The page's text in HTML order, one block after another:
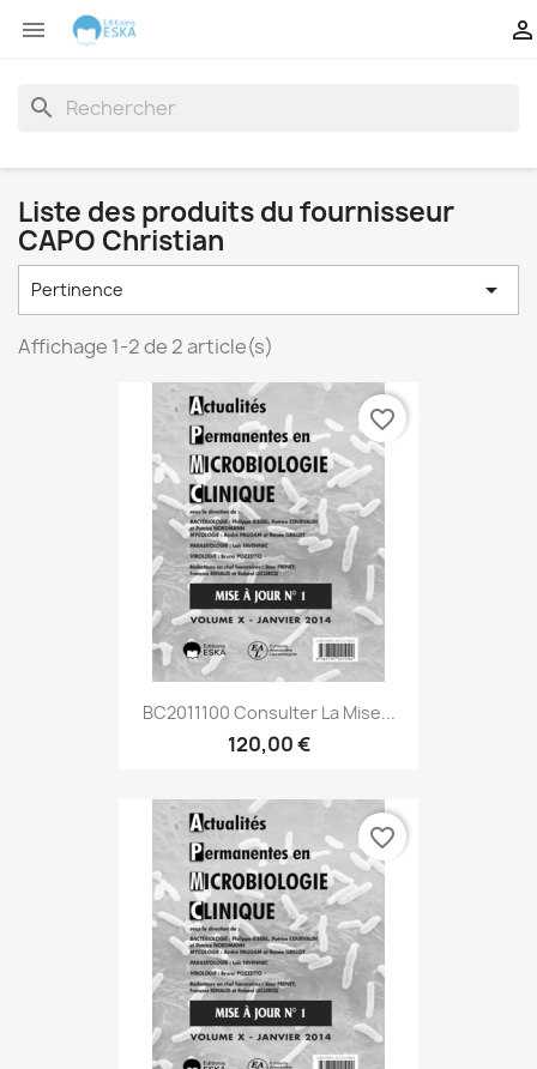
 
search
Liste des produits du fournisseur
CAPO Christian
Pertinence 
Affichage 1-2 de 2 article(s)
BC2011100 Consulter La Mise...
120,00 €
favorite_border
favorite_border